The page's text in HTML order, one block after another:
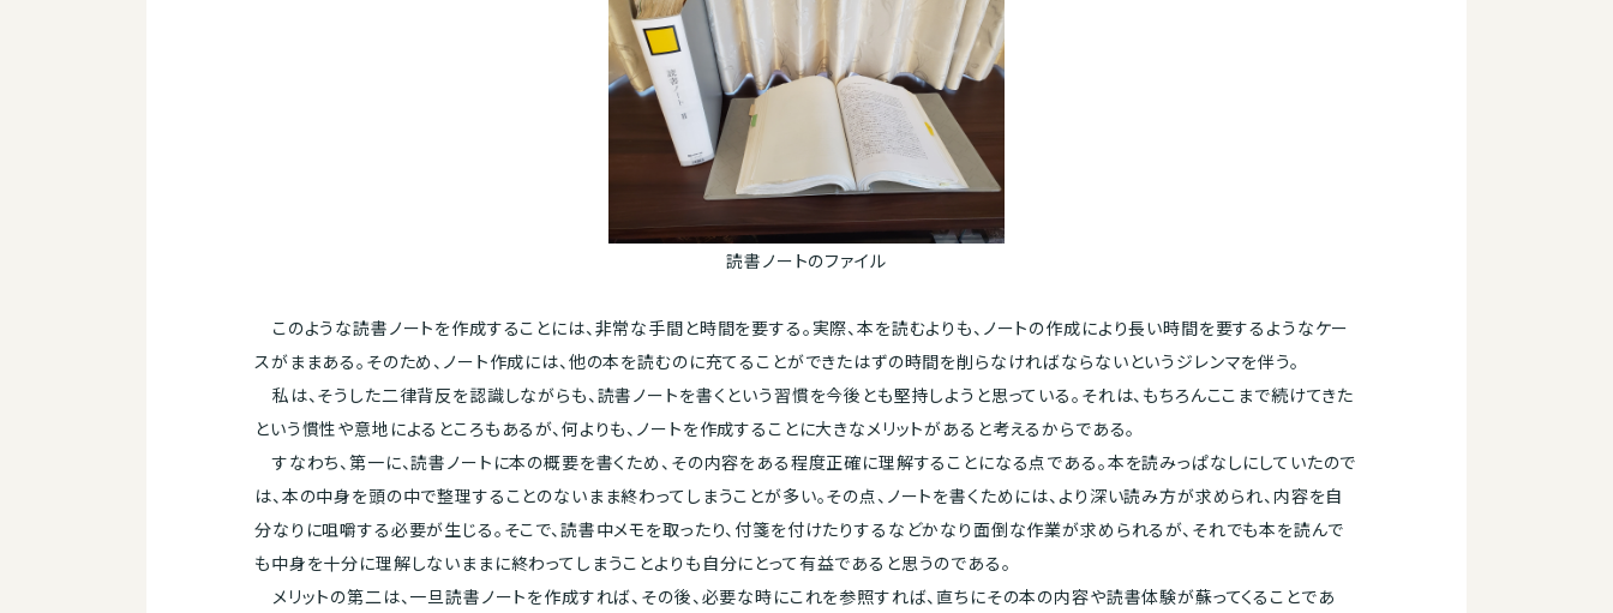
読書ノートのファイル
このような読書ノートを作成することには、非常な手間と時間を要する。実際、本を読むよりも、ノートの作成により長い時間を要するようなケー
スがままある。そのため、ノート作成には、他の本を読むのに充てることができたはずの時間を削らなければならないというジレンマを伴う。
私は、そうした二律背反を認識しながらも、読書ノートを書くという習慣を今後とも堅持しようと思っている。それは、もちろんここまで続けてきた
という慣性や意地によるところもあるが、何よりも、ノートを作成することに大きなメリットがあると考えるからである。
すなわち、第一に、読書ノートに本の概要を書くため、その内容をある程度正確に理解することになる点である。本を読みっぱなしにしていたので
は、本の中身を頭の中で整理することのないまま終わってしまうことが多い。その点、ノートを書くためには、より深い読み方が求められ、内容を自
分なりに咀嚼する必要が生じる。そこで、読書中メモを取ったり、付箋を付けたりするなどかなり面倒な作業が求められるが、それでも本を読んで
も中身を十分に理解しないままに終わってしまうことよりも自分にとって有益であると思うのである。
メリットの第二は、一旦読書ノートを作成すれば、その後、必要な時にこれを参照すれば、直ちにその本の内容や読書体験が蘇ってくることであ